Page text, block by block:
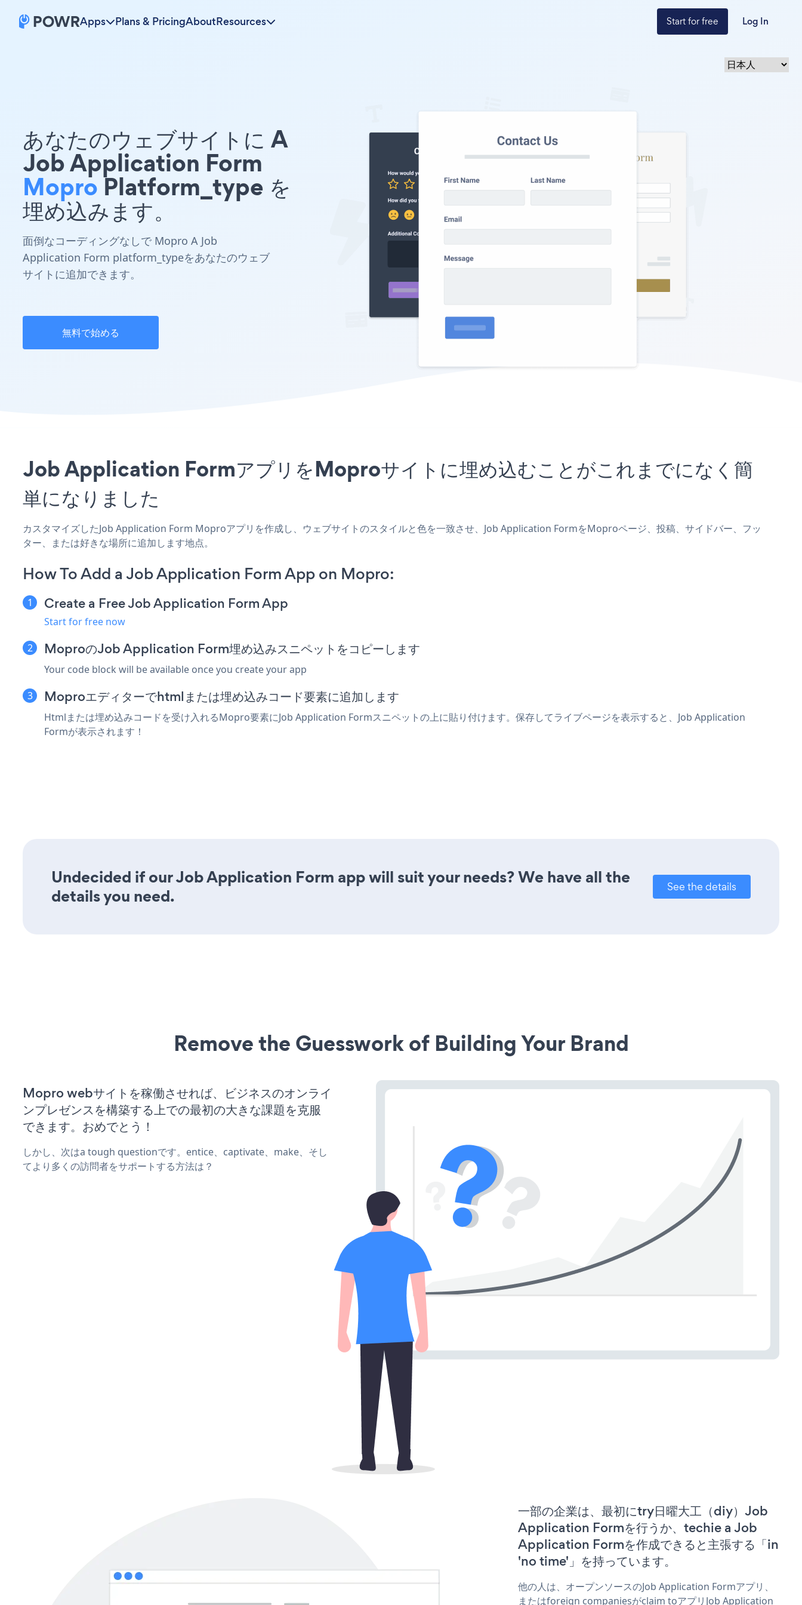
Apps Plans & PricingAboutResources Start for free Log In
あなたのウェブサイトに A
Job Application Form
MoproPlatform_type を
埋め込みます。
面倒なコーディングなしで Mopro A Job
Application Form platform_typeをあなたのウェブ
サイトに追加できます。
無料で始める
Job Application FormアプリをMoproサイトに埋め込むことがこれまでになく簡
単になりました
カスタマイズしたJob Application Form Moproアプリを作成し、ウェブサイトのスタイルと色を一致させ、Job Application FormをMoproページ、投稿、サイドバー、フッ
ター、または好きな場所に追加します地点。
How To Add a Job Application Form App on Mopro:
Create a Free Job Application Form App
Start for free now
MoproのJob Application Form埋め込みスニペットをコピーします
Your code block will be available once you create your app
Moproエディターでhtmlまたは埋め込みコード要素に追加します
Htmlまたは埋め込みコードを受け入れるMopro要素にJob Application Formスニペットの上に貼り付けます。保存してライブページを表示すると、Job Application
Formが表示されます！
Undecided if our Job Application Form app will suit your needs? We have all the
details you need.
See the details
Remove the Guesswork of Building Your Brand
Mopro webサイトを稼働させれば、ビジネスのオンライ
ンプレゼンスを構築する上での最初の大きな課題を克服
できます。おめでとう！
しかし、次はa tough questionです。entice、captivate、make、そし
てより多くの訪問者をサポートする方法は？
一部の企業は、最初にtry日曜大工（diy）Job
Application Formを行うか、techie a Job
Application Formを作成できると主張する「in
'no time'」を持っています。
他の人は、オープンソースのJob Application Formアプリ、
またはforeign companiesがclaim toアプリJob Application